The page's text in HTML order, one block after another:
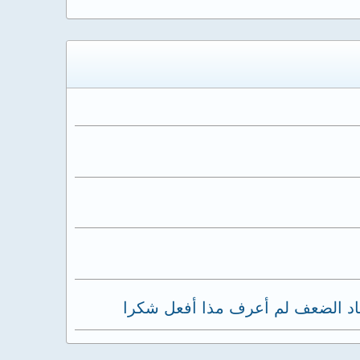
الضعف لم أعرف مذا أفعل شكرا